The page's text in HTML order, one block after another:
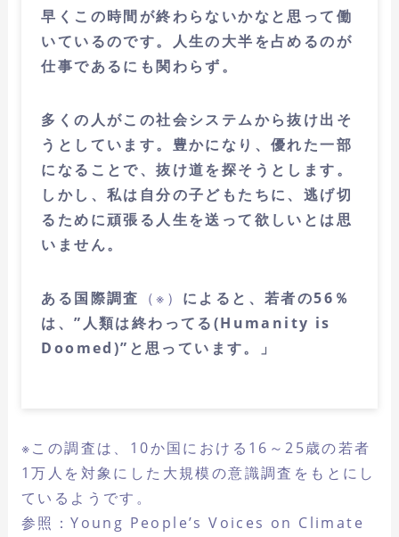
早くこの時間が終わらないかなと思って働
いているのです。人生の大半を占めるのが
仕事であるにも関わらず。
多くの人がこの社会システムから抜け出そ
うとしています。豊かになり、優れた一部
になることで、抜け道を探そうとします。
しかし、私は自分の子どもたちに、逃げ切
るために頑張る人生を送って欲しいとは思
いません。
ある国際調査 （※） によると、若者の56％
は、”人類は終わってる(Humanity is
Doomed)”と思っています。」
※この調査は、10か国における16～25歳の若者
1万人を対象にした大規模の意識調査をもとにし
ているようです。
参照：Young People’s Voices on Climate